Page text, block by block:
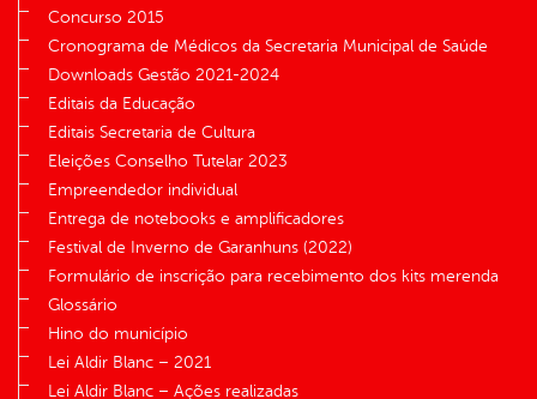
Concurso 2015
Cronograma de Médicos da Secretaria Municipal de Saúde
Downloads Gestão 2021-2024
Editais da Educação
Editais Secretaria de Cultura
Eleições Conselho Tutelar 2023
Empreendedor individual
Entrega de notebooks e amplificadores
Festival de Inverno de Garanhuns (2022)
Formulário de inscrição para recebimento dos kits merenda
Glossário
Hino do município
Lei Aldir Blanc – 2021
Lei Aldir Blanc – Ações realizadas